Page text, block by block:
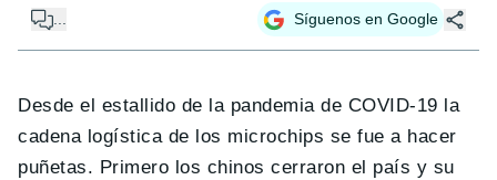
... Síguenos en Google
Desde el estallido de la pandemia de COVID-19 la
cadena logística de los microchips se fue a hacer
puñetas. Primero los chinos cerraron el país y su